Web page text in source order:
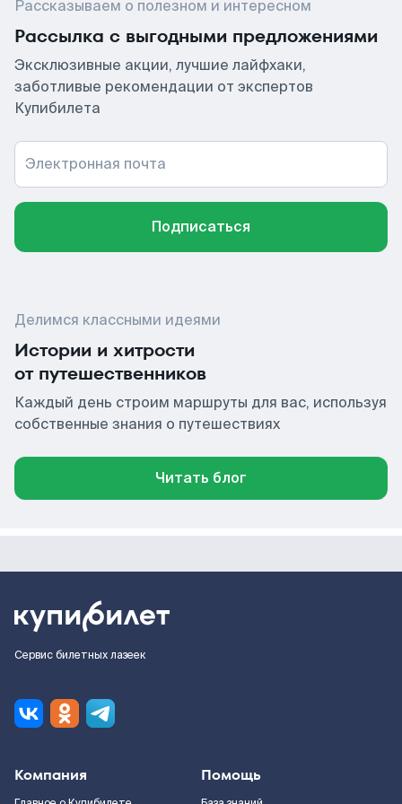
Рассказываем о полезном и интересном
Рассылка с выгодными предложениями
Эксклюзивные акции, лучшие лайфхаки,
заботливые рекомендации от экспертов
Купибилета
Электронная почта
Подписаться
Делимся классными идеями
Истории и хитрости
от путешественников
Каждый день строим маршруты для вас, используя
собственные знания о путешествиях
Читать блог
Сервис билетных лазеек
Компания Помощь